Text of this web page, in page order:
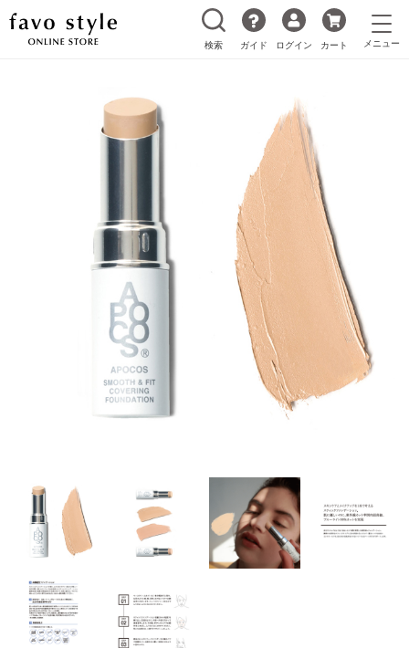
検索 ガイド ログイン カート